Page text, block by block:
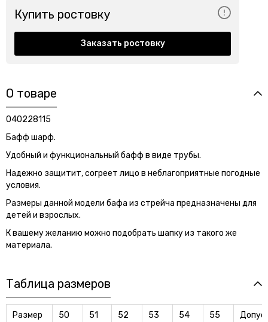
Купить ростовку
Заказать ростовку
О товаре
040228115
Бафф шарф.
Удобный и функциональный бафф в виде трубы.
Надежно защитит, согреет лицо в неблагоприятные погодные
условия.
Размеры данной модели бафа из стрейча предназначены для
детей и взрослых.
К вашему желанию можно подобрать шапку из такого же
материала.
Таблица размеров
Размер 50 51 52 53 54 55